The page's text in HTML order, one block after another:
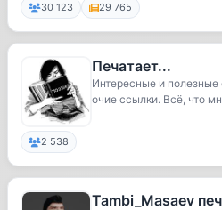
30 123 29 765
Печатает...
Интересные и полезные
очие ссылки. Всё, что
2 538
Tambi_Masaev